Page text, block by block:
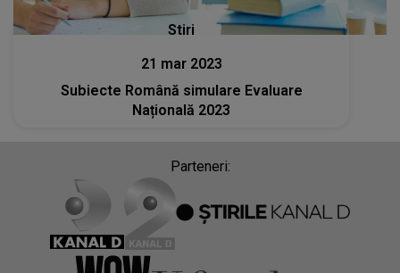
Stiri
21 mar 2023
Subiecte Română simulare Evaluare
Națională 2023
Parteneri: